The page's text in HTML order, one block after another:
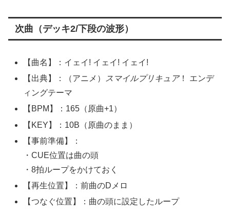
次曲（デッキ2/下段の波形）
【曲名】：イェイ! イェイ! イェイ!
【出典】：（アニメ）
スマイルプリキュア！ エンデ
ィングテーマ
【BPM】：165（原曲+1）
【KEY】：10B（原曲のまま）
【事前準備】：
・CUE位置は曲の頭
・8拍ループをかけておく
【再生位置】：前曲のDメロ
【つなぐ位置】：曲の頭に設定したループ